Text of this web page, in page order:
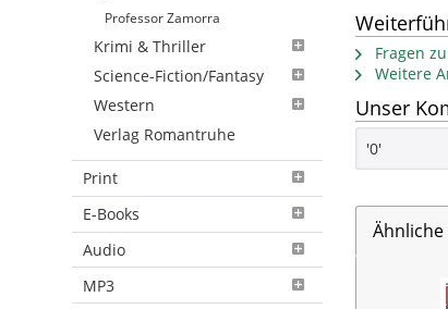
Professor Zamorra
Krimi & Thriller
Science-Fiction/Fantasy
Western
Verlag Romantruhe
Print
E-Books
Audio
MP3
Fragen
Weitere
Unser
'0'